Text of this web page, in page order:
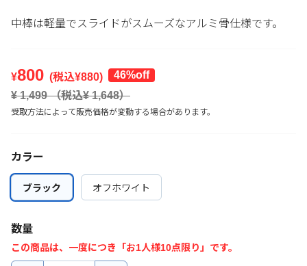
中棒は軽量でスライドがスムーズなアルミ骨仕様です。
¥800 (税込¥880) 46%off
¥ 1,499（税込¥1,648）
受取方法によって販売価格が変動する場合があります。
カラー
ブラック
ブラック オフホワイト
オフホワイト
数量
この商品は、一度につき「お1人様10点限り」です。